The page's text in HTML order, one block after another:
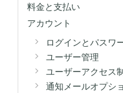
料金と支払い
アカウント
ログインとパスワ
ユーザー管理
ユーザーアクセス
通知メールオプシ